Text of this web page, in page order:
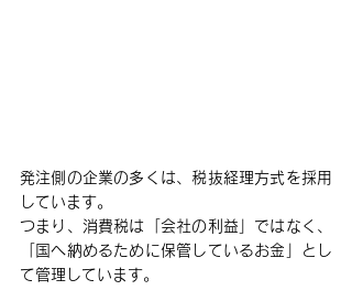
発注側の企業の多くは、税抜経理方式を採用
しています。
つまり、消費税は「会社の利益」ではなく、
「国へ納めるために保管しているお金」とし
て管理しています。